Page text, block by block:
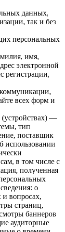
данных,
так и без
персональных
имя,
электронной
регистрации,
всех форм и
(устройствах) —
тип
поставщик
использовании
в том числе с
полученная
о
и вопросах,
страниц,
баннеров
аудиторные